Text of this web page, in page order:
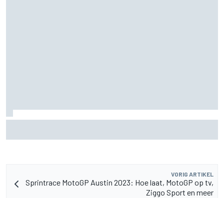
VORIG ARTIKEL
Sprintrace MotoGP Austin 2023: Hoe laat, MotoGP op tv,
Ziggo Sport en meer